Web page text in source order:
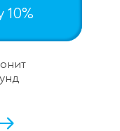
10%